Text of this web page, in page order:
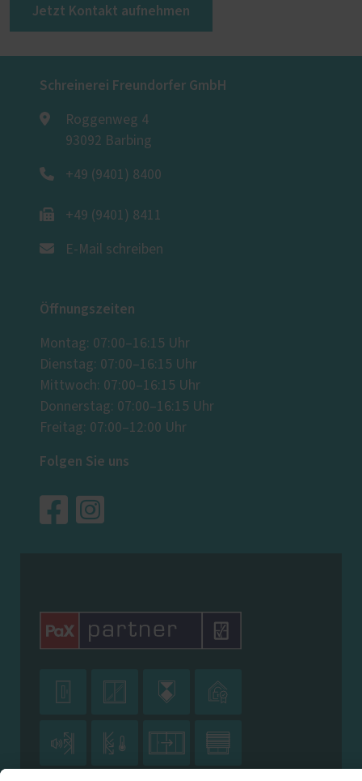
Jetzt Kontakt aufnehmen
Schreinerei Freundorfer GmbH
Roggenweg 4
93092 Barbing
+49 (9401) 8400
+49 (9401) 8411
E-Mail schreiben
Öffnungszeiten
Montag: 07:00–16:15 Uhr
Dienstag: 07:00–16:15 Uhr
Mittwoch: 07:00–16:15 Uhr
Donnerstag: 07:00–16:15 Uhr
Freitag: 07:00–12:00 Uhr
Folgen Sie uns
   
   